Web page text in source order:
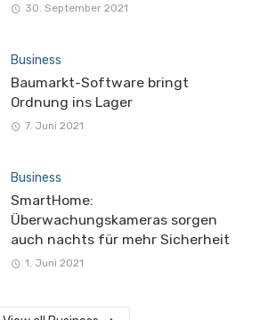
30. September 2021
Business
Baumarkt-Software bringt
Ordnung ins Lager
7. Juni 2021
Business
SmartHome:
Überwachungskameras sorgen
auch nachts für mehr Sicherheit
1. Juni 2021